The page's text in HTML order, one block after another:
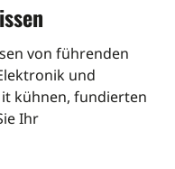
von führenden
und
kühnen, fundierten
Ihr